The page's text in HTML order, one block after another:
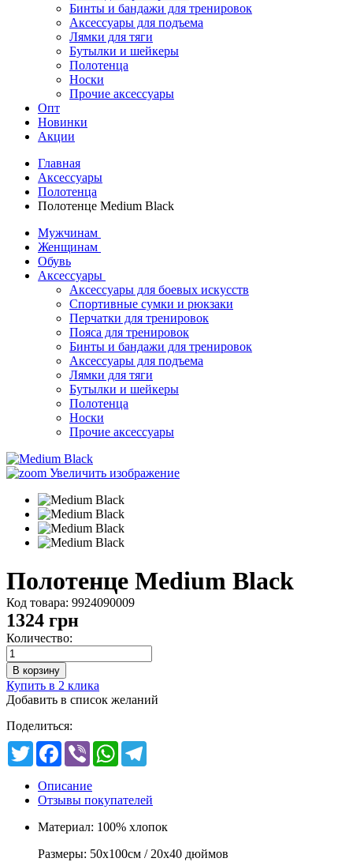
Бинты и бандажи для тренировок
Аксессуары для подъема
Лямки для тяги
Бутылки и шейкеры
Полотенца
Носки
Прочие аксессуары
Опт
Новинки
Акции
Главная
Аксессуары
Полотенца
Полотенце Medium Black
Мужчинам
Женщинам
Обувь
Аксессуары
Аксессуары для боевых искусств
Спортивные сумки и рюкзаки
Перчатки для тренировок
Пояса для тренировок
Бинты и бандажи для тренировок
Аксессуары для подъема
Лямки для тяги
Бутылки и шейкеры
Полотенца
Носки
Прочие аксессуары
Увеличить изображение
Полотенце Medium Black
Код товара: 9924090009
1324 грн
Количество:
Купить в 2 клика
Добавить в список желаний
Поделиться:
TwitterFacebook
Viber WhatsApp
Описание
Отзывы покупателей
Материал: 100% хлопок
Размеры: 50x100см / 20х40 дюймов